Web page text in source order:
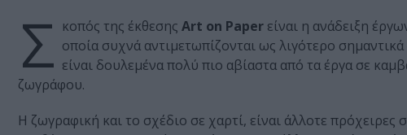
Σ κοπός της έκθεσης Art on Paper είναι η ανάδειξη
οποία συχνά αντιμετωπίζονται ως λιγότερο
είναι δουλεμένα πολύ πιο αβίαστα από τα έργα σε
ζωγράφου.
Η ζωγραφική και το σχέδιο σε χαρτί, είναι άλλοτε